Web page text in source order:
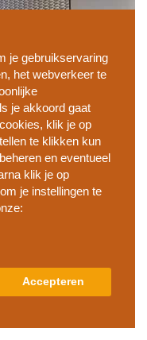
je gebruikservaring
het webverkeer te
je akkoord gaat
klik je op
te klikken kun
en eventueel
klik je op
je instellingen te
Accepteren